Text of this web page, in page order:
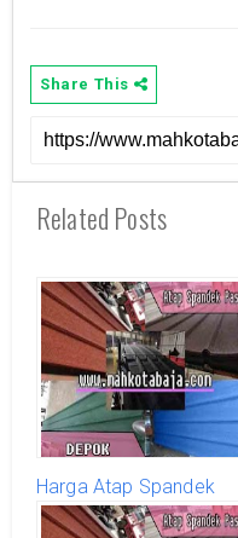
Share This
Related Posts
Harga Atap Spandek
Pasir Depok Terbaru